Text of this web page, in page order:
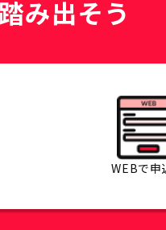
み出そう
WEBで申